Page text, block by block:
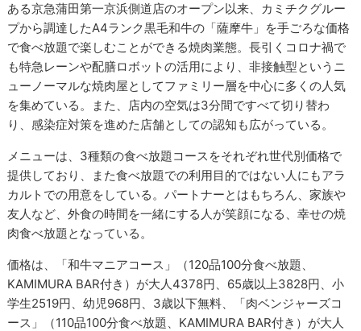
ある京急蒲田第一京浜側道店のオープン以来、カミチクグルー
プから調達したA4ランク黒毛和牛の「薩摩牛」を手ごろな価格
で食べ放題で楽しむことができる焼肉業態。長引くコロナ禍で
も特急レーンや配膳ロボットの活用により、非接触型というニ
ューノーマルな焼肉屋としてファミリー層を中心に多くの人気
を集めている。また、店内の空気は3分間ですべて切り替わ
り、感染症対策を進めた店舗としての認知も広がっている。
メニューは、3種類の食べ放題コースをそれぞれ世代別価格で
提供しており、また食べ放題での利用目的ではない人にもアラ
カルトでの用意をしている。パートナーとはもちろん、家族や
友人など、外食の時間を一緒にする人が笑顔になる、幸せの焼
肉食べ放題となっている。
価格は、「和牛マニアコース」（120品100分食べ放題、
KAMIMURA BAR付き）が大人4378円、65歳以上3828円、小
学生2519円、幼児968円、3歳以下無料、「肉ベンジャーズコ
ース」（110品100分食べ放題、KAMIMURA BAR付き）が大人